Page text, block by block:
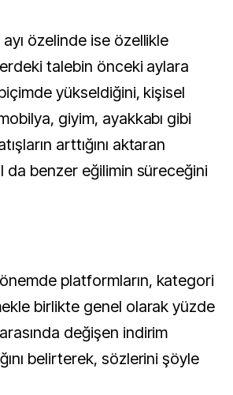
ayı özelinde ise özellikle
talebin önceki aylara
yükseldiğini, kişisel
giyim, ayakkabı gibi
arttığını aktaran
da benzer eğilimin süreceğini
platformların, kategori
birlikte genel olarak yüzde
değişen indirim
belirterek, sözlerini şöyle